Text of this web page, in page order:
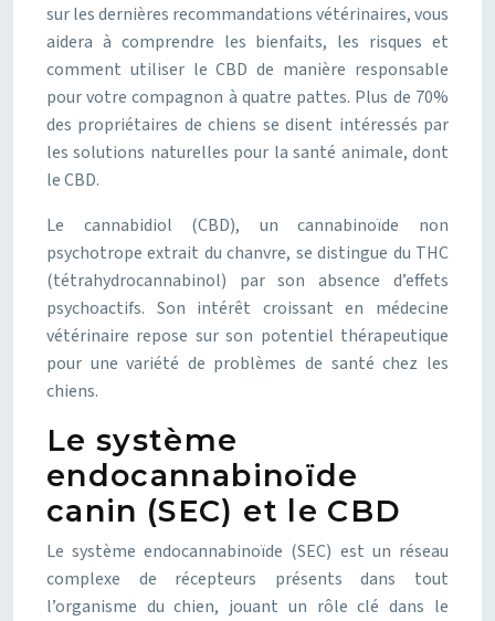
sur les dernières recommandations vétérinaires, vous
aidera à comprendre les bienfaits, les risques et
comment utiliser le CBD de manière responsable
pour votre compagnon à quatre pattes. Plus de 70%
des propriétaires de chiens se disent intéressés par
les solutions naturelles pour la santé animale, dont
le CBD.
Le cannabidiol (CBD), un cannabinoïde non
psychotrope extrait du chanvre, se distingue du THC
(tétrahydrocannabinol) par son absence d’effets
psychoactifs. Son intérêt croissant en médecine
vétérinaire repose sur son potentiel thérapeutique
pour une variété de problèmes de santé chez les
chiens.
Le système
endocannabinoïde
canin (SEC) et le CBD
Le système endocannabinoïde (SEC) est un réseau
complexe de récepteurs présents dans tout
l’organisme du chien, jouant un rôle clé dans le